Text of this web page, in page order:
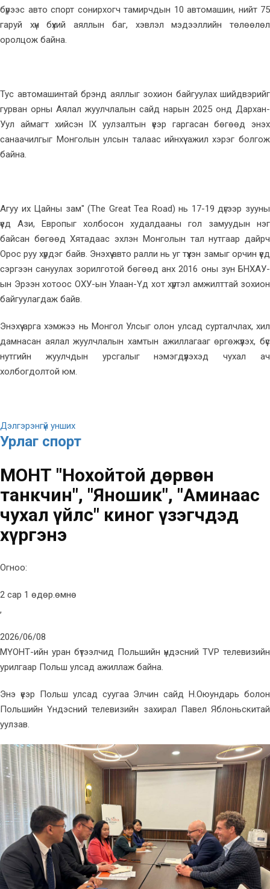
бүрээс авто спорт сонирхогч тамирчдын 10 автомашин, нийт 75
гаруй хүн бүхий аяллын баг, хэвлэл мэдээллийн төлөөлөл
оролцож байна.
Тус автомашинтай брэнд аяллыг зохион байгуулах шийдвэрийг
гурван орны Аялал жуулчлалын сайд нарын 2025 онд Дархан-
Уул аймагт хийсэн IX уулзалтын үеэр гаргасан бөгөөд энэхүү
санаачилгыг Монголын улсын талаас ийнхүү ажил хэрэг болгож
байна.
Агуу их Цайны зам" (The Great Tea Road) нь 17-19 дүгээр зууны
үед Ази, Европыг холбосон худалдааны гол замуудын нэг
байсан бөгөөд Хятадаас эхлэн Монголын тал нутгаар дайрч
Орос руу хүрдэг байв. Энэхүү авто ралли нь уг түүхэн замыг орчин үед
сэргээн сануулах зорилготой бөгөөд анх 2016 оны зун БНХАУ-
ын Эрээн хотоос ОХУ-ын Улаан-Үд хот хүртэл амжилттай зохион
байгуулагдаж байв.
Энэхүү арга хэмжээ нь Монгол Улсыг олон улсад сурталчлах, хил
дамнасан аялал жуулчлалын хамтын ажиллагааг өргөжүүлэх, бүс
нутгийн жуулчдын урсгалыг нэмэгдүүлэхэд чухал ач
холбогдолтой юм.
Дэлгэрэнгүй унших
Урлаг спорт
МҮОНТ "Нохойтой дөрвөн
танкчин", "Яношик", "Аминаас
чухал үйлс" киног үзэгчдэд
хүргэнэ
Огноо:
2 сар 1 өдөр.өмнө
,
2026/06/08
МҮОНТ-ийн уран бүтээлчид Польшийн үндэсний TVP телевизийн
урилгаар Польш улсад ажиллаж байна.
Энэ үеэр Польш улсад суугаа Элчин сайд Н.Оюундарь болон
Польшийн Үндэсний телевизийн захирал Павел Яблоньскитай
уулзав.